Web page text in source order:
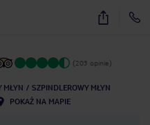
43
(203 opinie)
MŁYN
SZPINDLEROWY MŁYN
POKAŻ NA MAPIE